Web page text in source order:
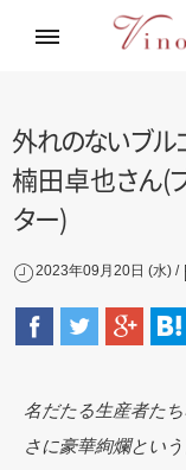
外れのないブル
楠田卓也さん(
ター)
2023年09月20日 (水)
名だたる生産者た
さに豪華絢爛とい